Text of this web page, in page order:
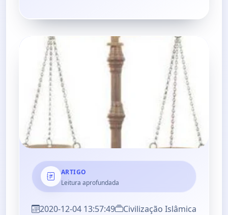
ARTIGO
Leitura aprofundada
2020-12-04 13:57:49 Civilização Islâmica